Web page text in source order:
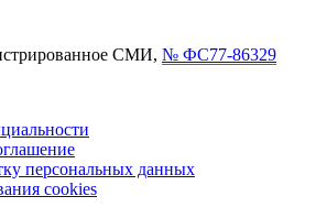
СМИ, № ФС77-86329
персональных данных
cookies